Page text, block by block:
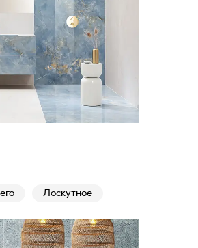
Лоскутное